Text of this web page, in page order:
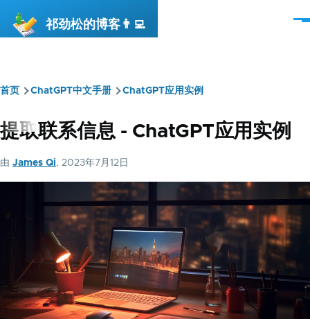
祁劲松的博客👨‍💻
菜
面
包
屑
首页 ChatGPT中文手册 ChatGPT应用实例
提取联系信息 - ChatGPT应用实例
由 James Qi, 2023年7月12日